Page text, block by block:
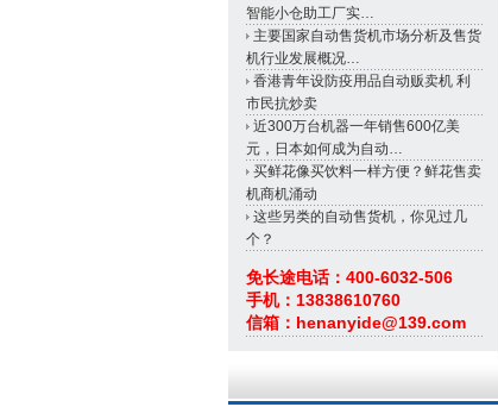
智能小仓助工厂实…
主要国家自动售货机市场分析及售货
机行业发展概况…
香港青年设防疫用品自动贩卖机 利
市民抗炒卖
近300万台机器一年销售600亿美
元，日本如何成为自动…
买鲜花像买饮料一样方便？鲜花售卖
机商机涌动
这些另类的自动售货机，你见过几
个？
免长途电话：400-6032-506
手机：13838610760
信箱：henanyide@139.com